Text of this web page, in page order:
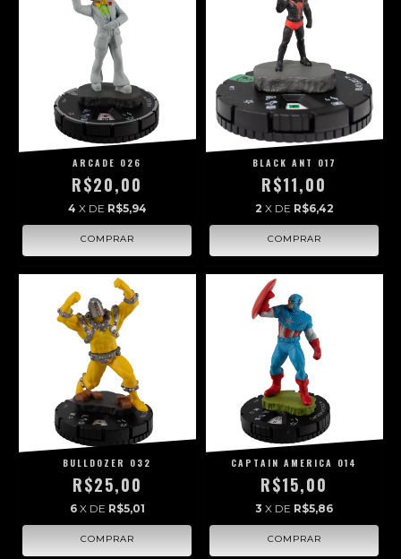
ARCADE 026
R$20,00
4 X DE R$5,94
BLACK ANT 017
R$11,00
2 X DE R$6,42
BULLDOZER 032
R$25,00
6 X DE R$5,01
CAPTAIN AMERICA 014
R$15,00
3 X DE R$5,86